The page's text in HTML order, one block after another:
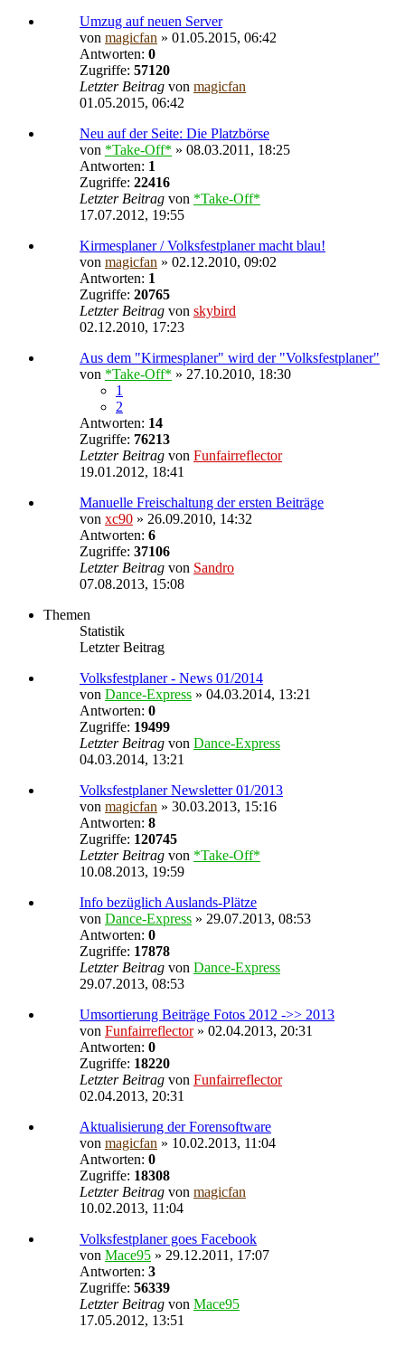
Umzug auf neuen Server
von magicfan » 01.05.2015, 06:42
Antworten: 0
Zugriffe: 57120
Letzter Beitrag von magicfan
01.05.2015, 06:42
Neu auf der Seite: Die Platzbörse
von *Take-Off* » 08.03.2011, 18:25
Antworten: 1
Zugriffe: 22416
Letzter Beitrag von *Take-Off*
17.07.2012, 19:55
Kirmesplaner / Volksfestplaner macht blau!
von magicfan » 02.12.2010, 09:02
Antworten: 1
Zugriffe: 20765
Letzter Beitrag von skybird
02.12.2010, 17:23
Aus dem "Kirmesplaner" wird der "Volksfestplaner"
von *Take-Off* » 27.10.2010, 18:30
1
2
Antworten: 14
Zugriffe: 76213
Letzter Beitrag von Funfairreflector
19.01.2012, 18:41
Manuelle Freischaltung der ersten Beiträge
von xc90 » 26.09.2010, 14:32
Antworten: 6
Zugriffe: 37106
Letzter Beitrag von Sandro
07.08.2013, 15:08
Themen
Statistik
Letzter Beitrag
Volksfestplaner - News 01/2014
von Dance-Express » 04.03.2014, 13:21
Antworten: 0
Zugriffe: 19499
Letzter Beitrag von Dance-Express
04.03.2014, 13:21
Volksfestplaner Newsletter 01/2013
von magicfan » 30.03.2013, 15:16
Antworten: 8
Zugriffe: 120745
Letzter Beitrag von *Take-Off*
10.08.2013, 19:59
Info bezüglich Auslands-Plätze
von Dance-Express » 29.07.2013, 08:53
Antworten: 0
Zugriffe: 17878
Letzter Beitrag von Dance-Express
29.07.2013, 08:53
Umsortierung Beiträge Fotos 2012 ->> 2013
von Funfairreflector» 02.04.2013, 20:31
Antworten: 0
Zugriffe: 18220
Letzter Beitrag von Funfairreflector
02.04.2013, 20:31
Aktualisierung der Forensoftware
von magicfan » 10.02.2013, 11:04
Antworten: 0
Zugriffe: 18308
Letzter Beitrag von magicfan
10.02.2013, 11:04
Volksfestplaner goes Facebook
von Mace95 » 29.12.2011, 17:07
Antworten: 3
Zugriffe: 56339
Letzter Beitrag von Mace95
17.05.2012, 13:51